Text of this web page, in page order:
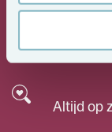
Een
We
Altijd op